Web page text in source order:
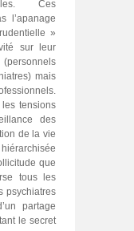
Ces
l’apanage
»
sur leur
mais
tensions
des
de la vie
que
tous les
psychiatres
partage
le secret